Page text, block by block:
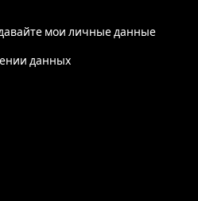
мои личные данные
данных